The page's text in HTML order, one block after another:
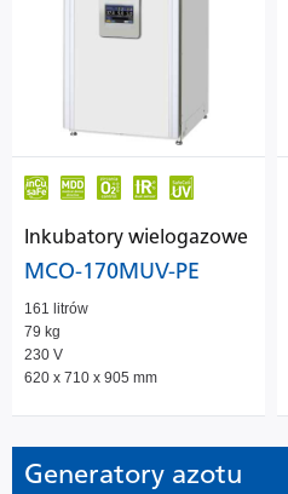
Inkubatory wielogazowe
MCO-170MUV-PE
161 litrów
79 kg
230 V
620 x 710 x 905 mm
Generatory azotu